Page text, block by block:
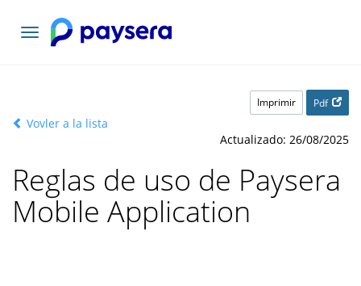
Toggle
navigation
Imprimir Pdf
Vovler a la lista
Actualizado: 26/08/2025
Reglas de uso de Paysera
Mobile Application